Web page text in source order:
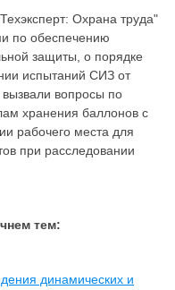
Охрана труда"
по обеспечению
защиты, о порядке
испытаний СИЗ от
вопросы по
хранения баллонов с
рабочего места для
при расследовании
тем:
динамических и